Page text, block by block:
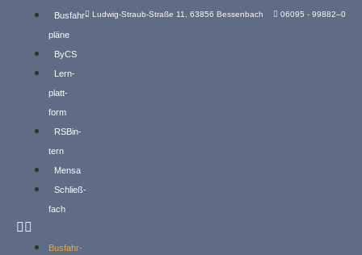
Busfahr­
pläne
ByCS
Lern­
platt­
form
RSBin­
tern
Mensa
Schließ­
fach
Busfahr­
Ludwig-Straub-Straße 11, 63856 Bessenbach 06095 - 99882–0